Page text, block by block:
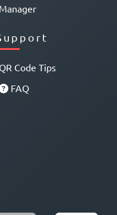
Manager
QR Code Tips
FAQ